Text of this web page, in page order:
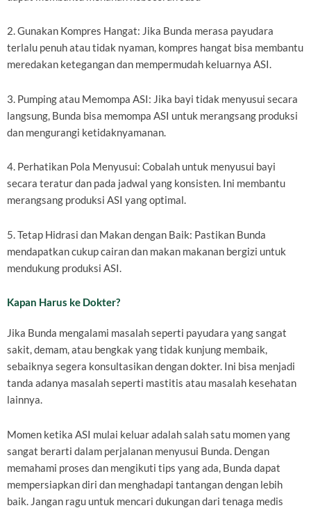
2. Gunakan Kompres Hangat: Jika Bunda merasa payudara
terlalu penuh atau tidak nyaman, kompres hangat bisa membantu
meredakan ketegangan dan mempermudah keluarnya ASI.
3. Pumping atau Memompa ASI: Jika bayi tidak menyusui secara
langsung, Bunda bisa memompa ASI untuk merangsang produksi
dan mengurangi ketidaknyamanan.
4. Perhatikan Pola Menyusui: Cobalah untuk menyusui bayi
secara teratur dan pada jadwal yang konsisten. Ini membantu
merangsang produksi ASI yang optimal.
5. Tetap Hidrasi dan Makan dengan Baik: Pastikan Bunda
mendapatkan cukup cairan dan makan makanan bergizi untuk
mendukung produksi ASI.
Kapan Harus ke Dokter?
Jika Bunda mengalami masalah seperti payudara yang sangat
sakit, demam, atau bengkak yang tidak kunjung membaik,
sebaiknya segera konsultasikan dengan dokter. Ini bisa menjadi
tanda adanya masalah seperti mastitis atau masalah kesehatan
lainnya.
Momen ketika ASI mulai keluar adalah salah satu momen yang
sangat berarti dalam perjalanan menyusui Bunda. Dengan
memahami proses dan mengikuti tips yang ada, Bunda dapat
mempersiapkan diri dan menghadapi tantangan dengan lebih
baik. Jangan ragu untuk mencari dukungan dari tenaga medis